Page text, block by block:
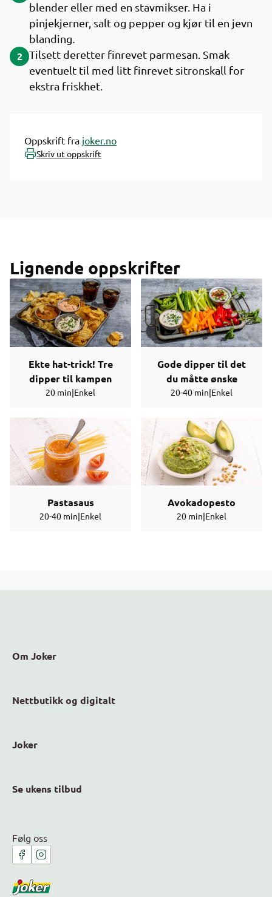
blender eller med en stavmikser. Ha i
pinjekjerner, salt og pepper og kjør til en jevn
blanding.
2 Tilsett deretter finrevet parmesan. Smak
eventuelt til med litt finrevet sitronskall for
ekstra friskhet.
Oppskrift fra joker.no
Skriv ut oppskrift
Lignende oppskrifter
Ekte hat-trick! Tre
dipper til kampen
20 min|Enkel
Gode dipper til det
du måtte ønske
20-40 min|Enkel
Pastasaus
20-40 min|Enkel
Avokadopesto
20 min|Enkel
Om Joker
Nettbutikk og digitalt
Joker
Se ukens tilbud
Følg oss